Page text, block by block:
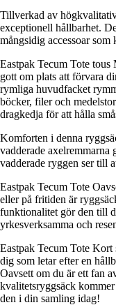
Tillverkad av
exceptionell hållbarhet.
mångsidig accessoar
Eastpak Tecum Tote tous
gott om plats att förvara
rymliga huvudfacket
böcker, filer och
dragkedja för att hålla
Komforten i denna
vadderade axelremmarna
vadderade ryggen ser till
Eastpak Tecum Tote
eller på fritiden är
funktionalitet gör den till
yrkesverksamma och
Eastpak Tecum Tote Kort
dig som letar efter en
Oavsett om du är ett fan
kvalitetsryggsäck
den i din samling idag!